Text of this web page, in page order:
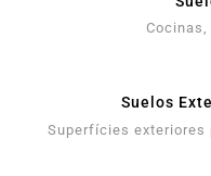
Suelos
Superfícies exteriores